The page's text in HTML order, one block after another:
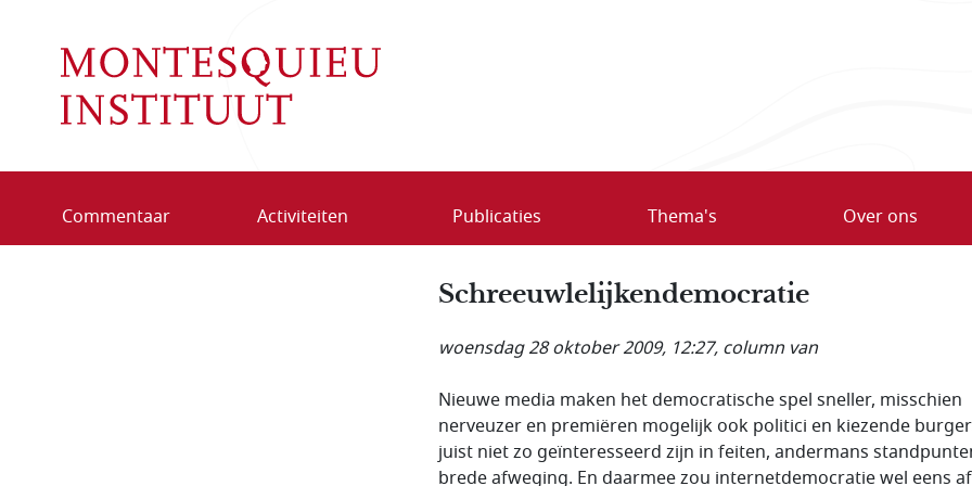
Commentaar Activiteiten Publicaties Thema's Over ons
Schreeuwlelijkendemocratie
woensdag 28 oktober 2009, 12:27, column van
Nieuwe media maken het democratische spel sneller, misschien
nerveuzer en premiëren mogelijk ook politici en kiezende
juist niet zo geïnteresseerd zijn in feiten, andermans
brede afweging. En daarmee zou internetdemocratie wel eens af